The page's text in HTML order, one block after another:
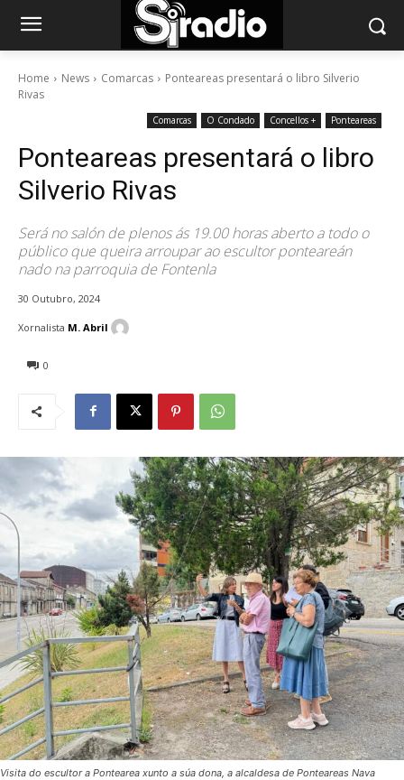
Home News Comarcas
Ponteareas presentará o libro Silverio
Rivas
Comarcas O Condado Concellos + Ponteareas
Ponteareas presentará o libro
Silverio Rivas
Será no salón de plenos ás 19.00 horas aberto a todo o
público que queira arroupar ao escultor ponteareán
nado na parroquia de Fontenla
30 Outubro, 2024
0
Xornalista M. Abril
Visita do escultor a Pontearea xunto a súa dona, a alcaldesa de Ponteareas Nava